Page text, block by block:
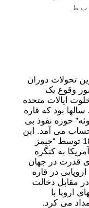
تحولات دوران
وقوع یک
ایالات متحده
بود که قاره
حوزه نفوذ بی
می آمد. این
دکترین که در دوم دسامبر 1823 توسط “جیمز
به کنگره
قدرت در جهان
در قاره
مقابل دخالت
اروپا با
می کرد.